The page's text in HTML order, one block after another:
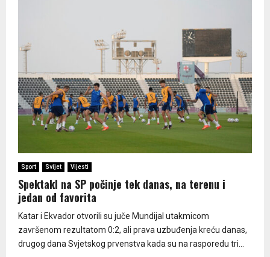
Sport Svijet Vijesti
Spektakl na SP počinje tek danas, na terenu i
jedan od favorita
Katar i Ekvador otvorili su juče Mundijal utakmicom
završenom rezultatom 0:2, ali prava uzbuđenja kreću danas,
drugog dana Svjetskog prvenstva kada su na rasporedu tri...